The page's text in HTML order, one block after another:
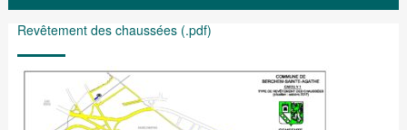
Revêtement des chaussées (.pdf)